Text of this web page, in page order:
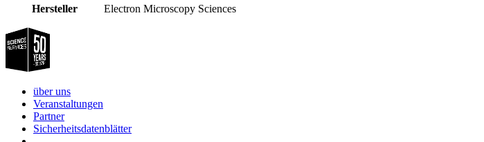
Hersteller
Electron Microscopy Sciences
über uns
Veranstaltungen
Partner
Sicherheitsdatenblätter